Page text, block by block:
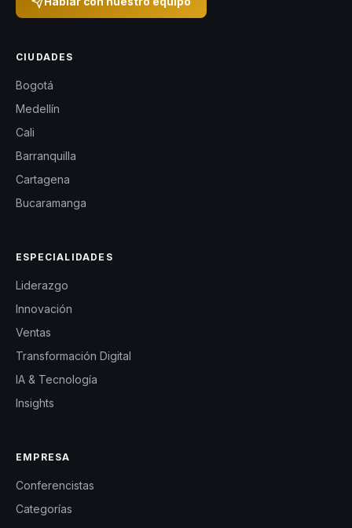
CIUDADES
Bogotá
Medellín
Cali
Barranquilla
Cartagena
Bucaramanga
ESPECIALIDADES
Liderazgo
Innovación
Ventas
Transformación Digital
IA & Tecnología
Insights
EMPRESA
Conferencistas
Categorías